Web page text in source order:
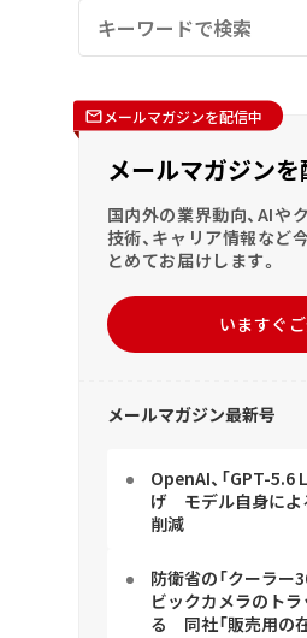
メールマガジンを配信中
メールマガジン
国内外の業界動向、AIや
技術、キャリア情報など
とめてお届けします。
いますぐ
メールマガジン最新号
OpenAI、「GPT-5.6
げ モデル自身によ
削減
防衛省の「クーラー
ビックカメラのト
る 同社「販売用の